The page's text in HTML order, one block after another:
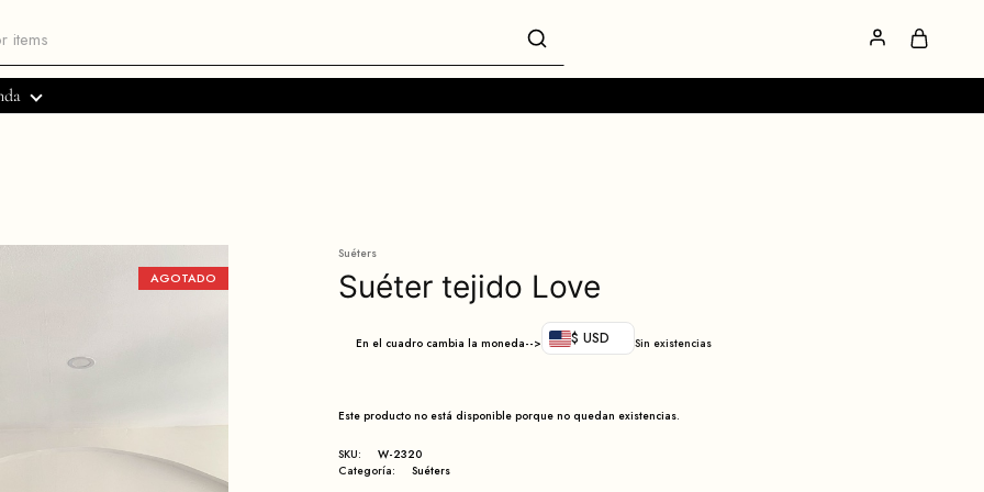
AGOTADO
Suéters
Suéter tejido Love
En el cuadro cambia la moneda--> $ USD Sin existencias
Este producto no está disponible porque no quedan existencias.
SKU:
W-2320
Categoría:
Suéters